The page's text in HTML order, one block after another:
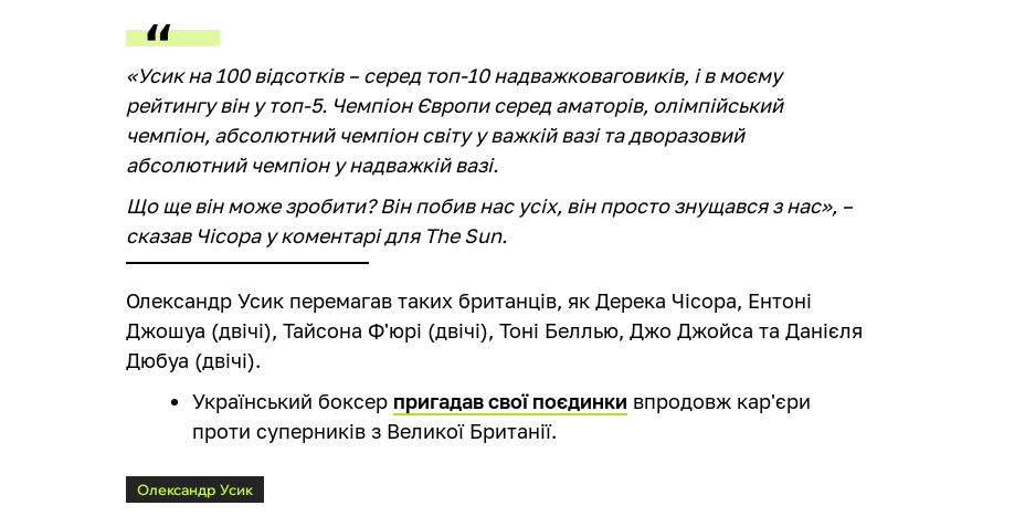
«Усик на 100 відсотків – серед топ-10 надважковаговиків, і в моєму
рейтингу він у топ-5. Чемпіон Європи серед аматорів, олімпійський
чемпіон, абсолютний чемпіон світу у важкій вазі та дворазовий
абсолютний чемпіон у надважкій вазі.
Що ще він може зробити? Він побив нас усіх, він просто знущався з нас», –
сказав Чісора у коментарі для The Sun.
Олександр Усик перемагав таких британців, як Дерека Чісора, Ентоні
Джошуа (двічі), Тайсона Ф'юрі (двічі), Тоні Беллью, Джо Джойса та Данієля
Дюбуа (двічі).
Український боксер пригадав свої поєдинки впродовж кар'єри
проти суперників з Великої Британії.
Олександр Усик